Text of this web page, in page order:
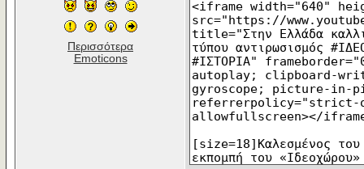
Περισσότερα
Emoticons